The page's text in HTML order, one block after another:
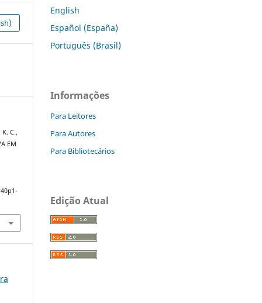
C.,
EM
English
Español (España)
Português (Brasil)
Informações
Para Leitores
Para Autores
Para Bibliotecários
Edição Atual